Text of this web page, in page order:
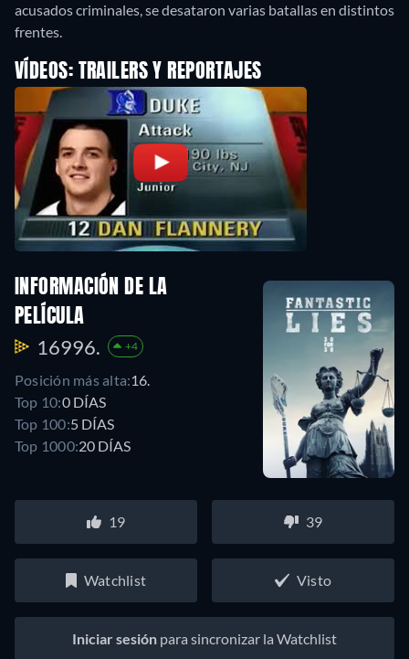
acusados criminales, se desataron varias batallas en distintos
VÍDEOS: TRAILERS Y REPORTAJES
INFORMACIÓN DE LA
PELÍCULA
16996. +4
Posición más alta:16.
Top 10:0 DÍAS
Top 100:5 DÍAS
Top 1000:20 DÍAS
19 39
Watchlist Visto
Iniciar sesión para sincronizar la Watchlist